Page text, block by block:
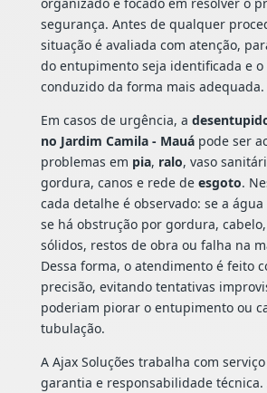
segurança. Antes de qualquer
situação é avaliada com atenção,
do entupimento seja identificada e o
conduzido da forma mais adequada.
Em casos de urgência, a
no Jardim Camila - Mauápode ser
problemas em pia, ralo, vaso
gordura, canos e rede de esgoto.
cada detalhe é observado: se a
se há obstrução por gordura,
sólidos, restos de obra ou falha na
Dessa forma, o atendimento é feito
precisão, evitando tentativas
poderiam piorar o entupimento ou
tubulação.
A Ajax Soluções trabalha com
garantia e responsabilidade técnica.